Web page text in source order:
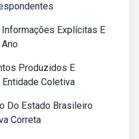
Explícitas E
Produzidos E
Coletiva
Do Estado Brasileiro
Correta